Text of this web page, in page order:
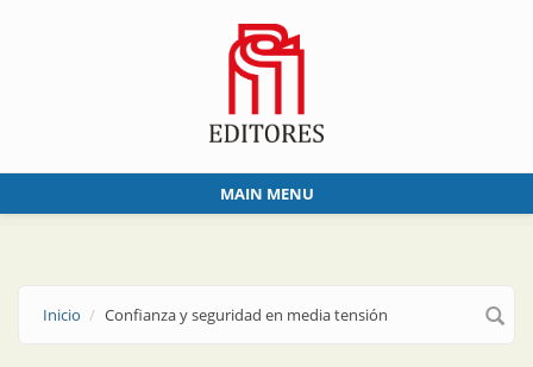
MAIN MENU
Inicio Confianza y seguridad en media tensión